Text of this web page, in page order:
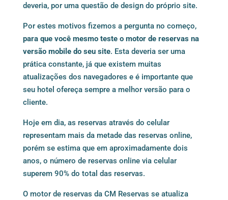
deveria, por uma questão de design do próprio site.
Por estes motivos fizemos a pergunta no começo,
para que você mesmo teste o motor de reservas na
versão mobile do seu site. Esta deveria ser uma
prática constante, já que existem muitas
atualizações dos navegadores e é importante que
seu hotel ofereça sempre a melhor versão para o
cliente.
Hoje em dia, as reservas através do celular
representam mais da metade das reservas online,
porém se estima que em aproximadamente dois
anos, o número de reservas online via celular
superem 90% do total das reservas.
O motor de reservas da CM Reservas se atualiza